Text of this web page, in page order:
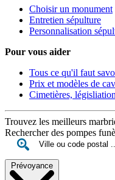
Choisir un monument
Entretien sépulture
Personnalisation
Pour vous aider
Tous ce qu'il faut
Prix et modèles de
Cimetières,
Trouvez les meilleurs
Rechercher des pompes
Prévoyance